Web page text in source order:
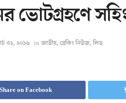
ভোটগ্রহণে
৩১, ২০১৬ in জাতীয়, ব্রেকিং নিউজ, লিড
Share on Facebook